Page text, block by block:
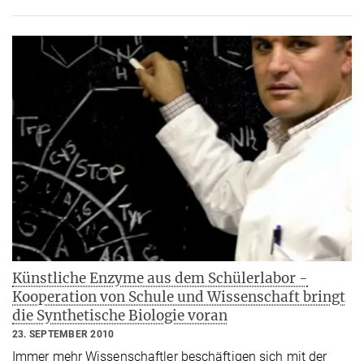
Künstliche Enzyme aus dem Schülerlabor -
Kooperation von Schule und Wissenschaft bringt
die Synthetische Biologie voran
23. SEPTEMBER 2010
Immer mehr Wissenschaftler beschäftigen sich mit der